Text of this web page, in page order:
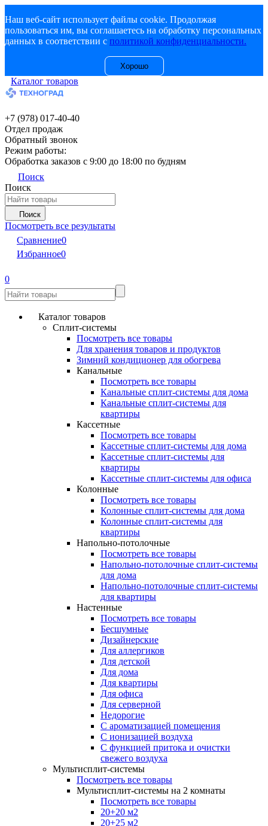
Наш веб-сайт использует файлы cookie. Продолжая
пользоваться им, вы соглашаетесь на обработку персональных
данных в соответствии с политикой конфиденциальности.
Хорошо
Каталог товаров
+7 (978) 017-40-40
Отдел продаж
Обратный звонок
Режим работы:
Обработка заказов с 9:00 до 18:00 по будням
Поиск
Поиск
Поиск
Посмотреть все результаты
Сравнение0
Избранное0
0
Каталог товаров
Сплит-системы
Посмотреть все товары
Для хранения товаров и продуктов
Зимний кондиционер для обогрева
Канальные
Посмотреть все товары
Канальные сплит-системы для дома
Канальные сплит-системы для
квартиры
Кассетные
Посмотреть все товары
Кассетные сплит-системы для дома
Кассетные сплит-системы для
квартиры
Кассетные сплит-системы для офиса
Колонные
Посмотреть все товары
Колонные сплит-системы для дома
Колонные сплит-системы для
квартиры
Напольно-потолочные
Посмотреть все товары
Напольно-потолочные сплит-системы
для дома
Напольно-потолочные сплит-системы
для квартиры
Настенные
Посмотреть все товары
Бесшумные
Дизайнерские
Для аллергиков
Для детской
Для дома
Для квартиры
Для офиса
Для серверной
Недорогие
С ароматизацией помещения
С ионизацией воздуха
С функцией притока и очистки
свежего воздуха
Мультисплит-системы
Посмотреть все товары
Мультисплит-системы на 2 комнаты
Посмотреть все товары
20+20 м2
20+25 м2